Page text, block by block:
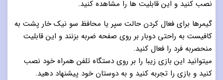
نصب کنید و این قابلیت ها را مشاهده کنید.
گیمرها برای فعال کردن حالت سپر یا محافظ سو نیک خار پشت به
کافیست به راحتی دوبار بر روی صفحه ضربه بزنند و این قابلیت
منحصربه فرد را فعال کنید.
میتوانید این بازی زیبا را بر روی دستگاه تلفن همراه خود نصب
کنید و بازی را تجربه کنید و به دوستان خود پیشنهاد دهید.